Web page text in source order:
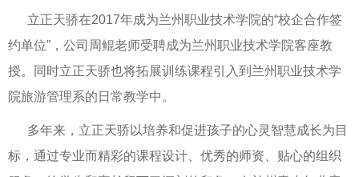
立正天骄在2017年成为兰州职业技术学院的“校企合作签
约单位”，公司周鲲老师受聘成为兰州职业技术学院客座教
授。同时立正天骄也将拓展训练课程引入到兰州职业技术学
院旅游管理系的日常教学中。
多年来，立正天骄以培养和促进孩子的心灵智慧成长为目
标，通过专业而精彩的课程设计、优秀的师资、贴心的组织